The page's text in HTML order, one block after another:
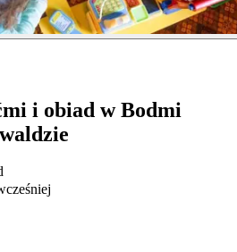
i obiad w Bodmi